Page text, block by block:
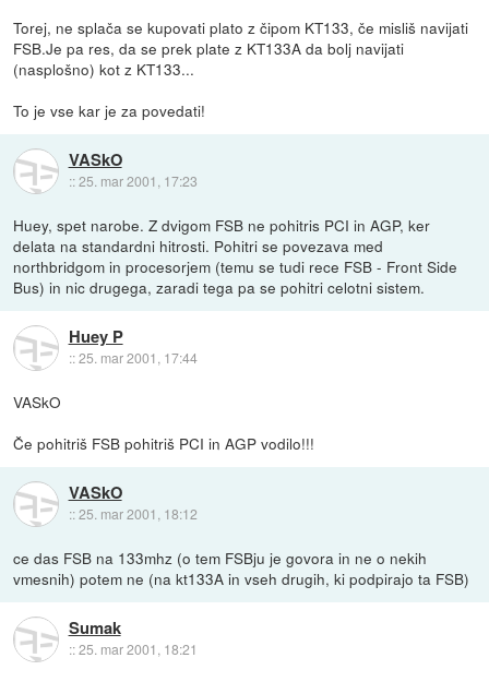
Torej, ne splača se kupovati plato z čipom KT133, če misliš navijati
FSB.Je pa res, da se prek plate z KT133A da bolj navijati
(nasplošno) kot z KT133...
To je vse kar je za povedati!
VASkO
::25. mar 2001, 17:23
Huey, spet narobe. Z dvigom FSB ne pohitris PCI in AGP, ker
delata na standardni hitrosti. Pohitri se povezava med
northbridgom in procesorjem (temu se tudi rece FSB - Front Side
Bus) in nic drugega, zaradi tega pa se pohitri celotni sistem.
Huey P
::25. mar 2001, 17:44
VASkO
Če pohitriš FSB pohitriš PCI in AGP vodilo!!!
VASkO
::25. mar 2001, 18:12
ce das FSB na 133mhz (o tem FSBju je govora in ne o nekih
vmesnih) potem ne (na kt133A in vseh drugih, ki podpirajo ta FSB)
Sumak
::25. mar 2001, 18:21